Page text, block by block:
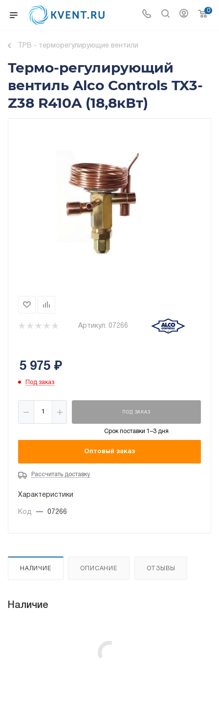
0
ТРВ - терморегулирующие вентили
Термо-регулирующий
вентиль Alco Controls TX3-
Z38 R410A (18,8кВт)
Артикул: 07266
5 975 ₽
Под заказ
ПОД ЗАКАЗ
Срок поставки 1–3 дня
Оптовый заказ
Рассчитать доставку
Характеристики
Код — 07266
НАЛИЧИЕ ОПИСАНИЕ ОТЗЫВЫ
Наличие